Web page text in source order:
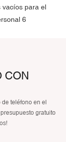
CON
teléfono en el
gratuito